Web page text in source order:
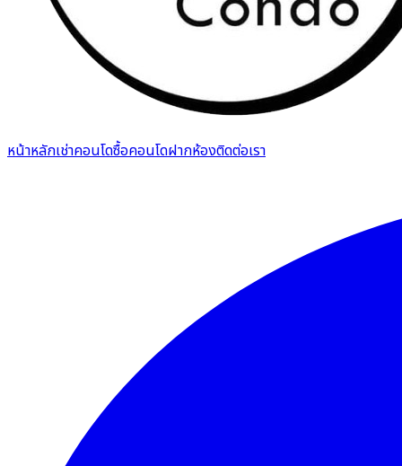
หน้าหลักเช่าคอนโดซื้อคอนโดฝากห้องติดต่อเรา